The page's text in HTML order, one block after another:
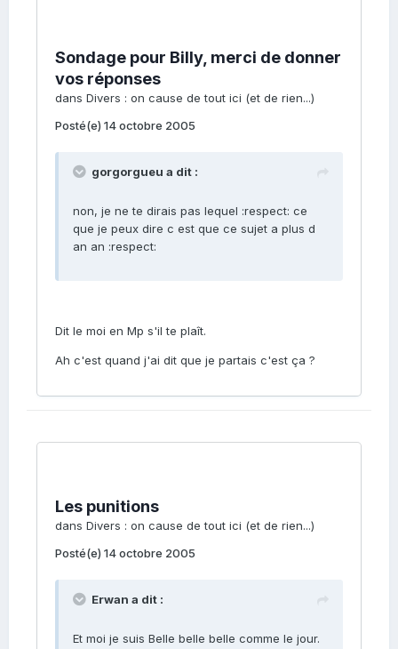
Sondage pour Billy, merci de donner
vos réponses
dans Divers : on cause de tout ici (et de rien...)
Posté(e) 14 octobre 2005
gorgorgueu a dit :
non, je ne te dirais pas lequel :respect: ce
que je peux dire c est que ce sujet a plus d
an an :respect:
Dit le moi en Mp s'il te plaît.
Ah c'est quand j'ai dit que je partais c'est ça ?
Les punitions
dans Divers : on cause de tout ici (et de rien...)
Posté(e) 14 octobre 2005
Erwan a dit :
Et moi je suis Belle belle belle comme le jour.